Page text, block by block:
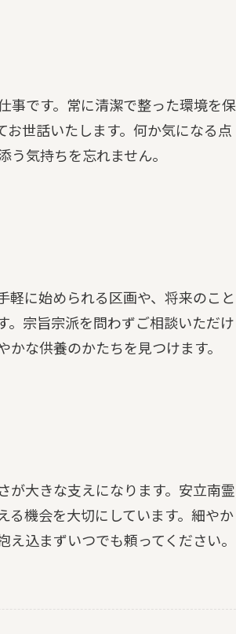
事です。常に清潔で整った環境を保
世話いたします。何か気になる点
気持ちを忘れません。
に始められる区画や、将来のこと
。宗旨宗派を問わずご相談いただけ
な供養のかたちを見つけます。
が大きな支えになります。安立南霊
る機会を大切にしています。細やか
込まずいつでも頼ってください。